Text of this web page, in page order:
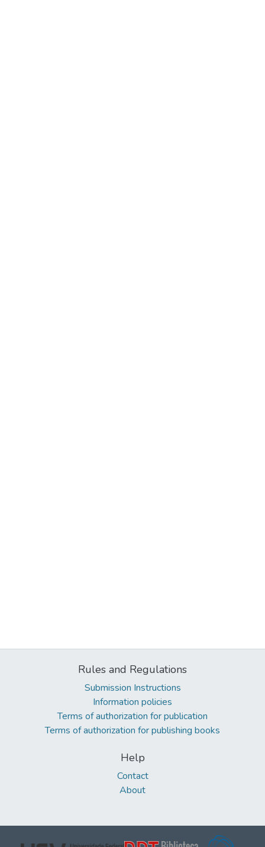
Rules and Regulations
Submission Instructions
Information policies
Terms of authorization for publication
Terms of authorization for publishing books
Help
Contact
About